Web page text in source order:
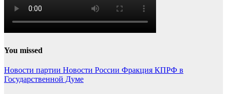
You missed
Новости партии Новости России Фракция КПРФ в
Государственной Думе